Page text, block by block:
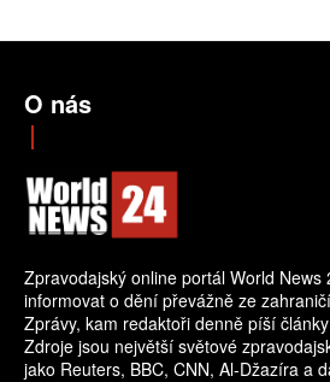
O nás
Zpravodajský online portál World News
informovat o dění převážně ze
Zprávy, kam redaktoři denně píší
Zdroje jsou největší světové
jako Reuters, BBC, CNN, Al-Džazíra a